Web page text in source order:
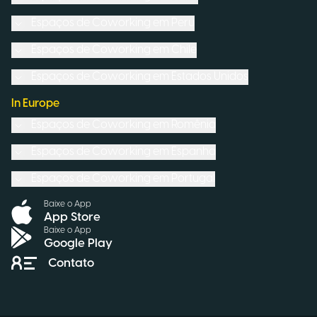
In Europe
Baixe o App
App Store
Baixe o App
Google Play
Contato